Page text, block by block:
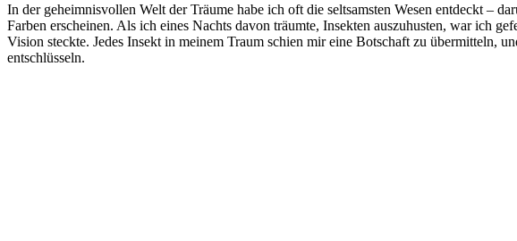
In der geheimnisvollen Welt der Träume ⁢habe​ ich oft die seltsamsten Wesen ‍entdeckt –
Farben erscheinen. Als ‌ich eines Nachts davon ⁤träumte, ⁤Insekten⁤ auszuhusten,​ war ich
Vision steckte.‍ Jedes Insekt in meinem Traum schien mir eine ⁢Botschaft zu übermitteln,
entschlüsseln.